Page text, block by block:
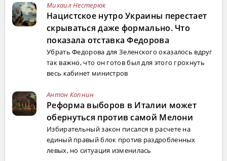
Михаил Нестерюк
Нацистское нутро Украины перестает
скрываться даже формально. Что
показала отставка Федорова
Убрать Федорова для Зеленского оказалось вдруг
так важно, что он готов был для этого грохнуть
весь кабинет министров
Антон Копнин
Реформа выборов в Италии может
обернуться против самой Мелони
Избирательный закон писался в расчете на
единый правый блок против раздробленных
левых, но ситуация изменилась